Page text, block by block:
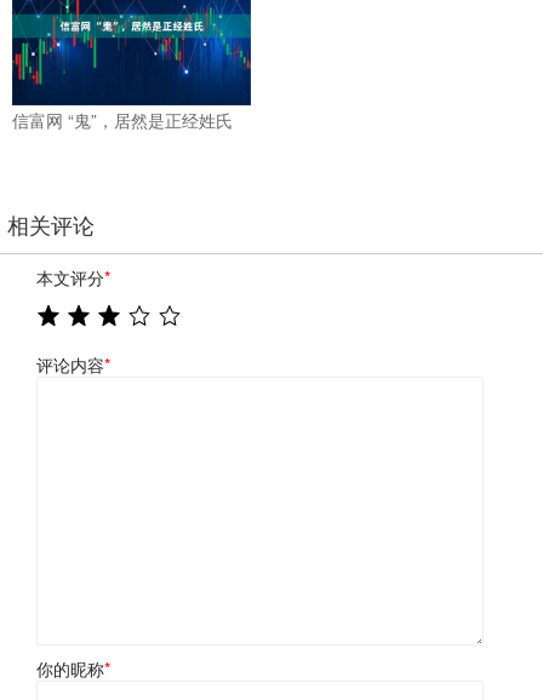
信富网 “鬼”，居然是正经姓氏
相关评论
本文评分*
评论内容*
你的昵称*